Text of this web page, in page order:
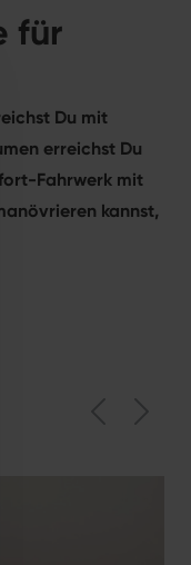
für
Du mit
erreichst Du
Fahrwerk mit
kannst,